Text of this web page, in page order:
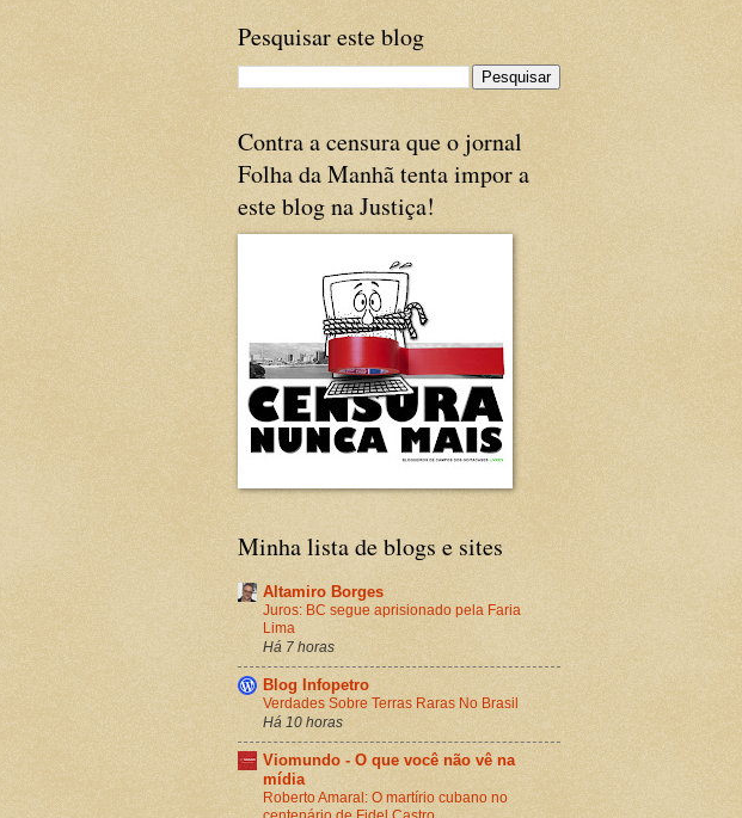
Pesquisar este blog
Contra a censura que o jornal
Folha da Manhã tenta impor a
este blog na Justiça!
Minha lista de blogs e sites
Altamiro Borges
Juros: BC segue aprisionado pela Faria
Lima
Há 7 horas
Blog Infopetro
Verdades Sobre Terras Raras No Brasil
Há 10 horas
Viomundo - O que você não vê na
mídia
Roberto Amaral: O martírio cubano no